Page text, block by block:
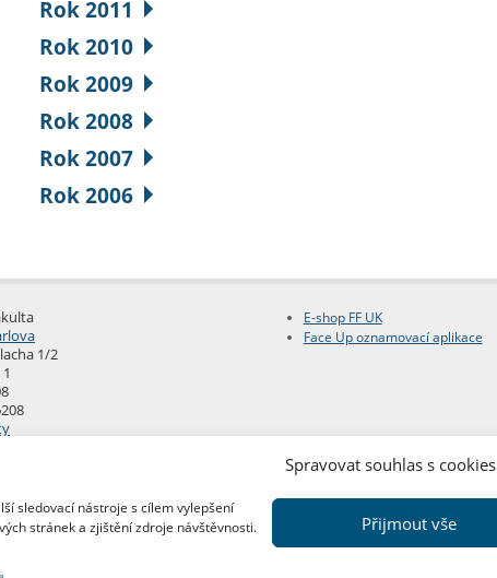
Spravovat souhlas s cookies
sledovací nástroje s cílem vylepšení
stránek a zjištění zdroje návštěvnosti.
Přijmout vše
Rok 2011
Rok 2010
Rok 2009
Rok 2008
Rok 2007
Rok 2006
1/2
E-shop FF UK
Face Up oznamovací aplikace